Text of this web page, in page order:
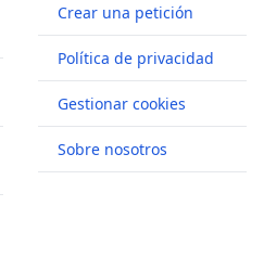
Crear una petición
Política de privacidad
Gestionar cookies
Sobre nosotros